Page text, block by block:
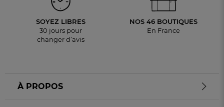
SOYEZ LIBRES
30 jours pour
changer d’avis
NOS 46 BOUTIQUES
En France
À PROPOS